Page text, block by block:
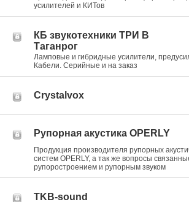
усилителей и КИТов
КБ звукотехники ТРИ В
Таганрог
Ламповые и гибридные усилители,
Кабели. Серийные и на заказ
Crystalvox
Рупорная акустика OPERLY
Продукция производителя рупорных
систем OPERLY, а так же вопросы
рупоростроением и рупорным звуком
TKB-sound